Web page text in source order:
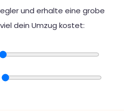
und erhalte eine grobe
dein Umzug kostet: